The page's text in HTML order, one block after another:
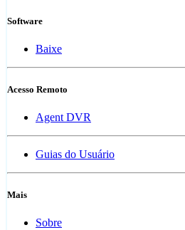
Software
Baixe
Acesso Remoto
Agent DVR
Guias do Usuário
Mais
Sobre